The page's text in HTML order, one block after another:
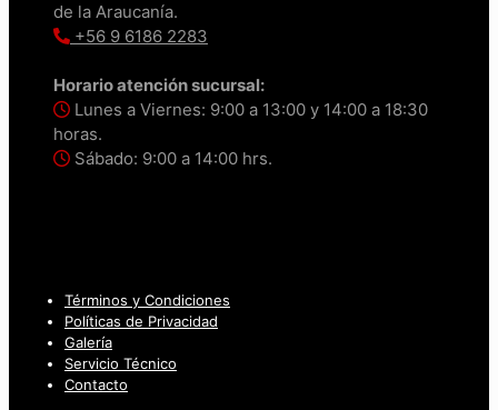
de la Araucanía.
+56 9 6186 2283
Horario atención sucursal:
Lunes a Viernes: 9:00 a 13:00 y 14:00 a 18:30
horas.
Sábado: 9:00 a 14:00 hrs.
Términos y Condiciones
Políticas de Privacidad
Galería
Servicio Técnico
Contacto